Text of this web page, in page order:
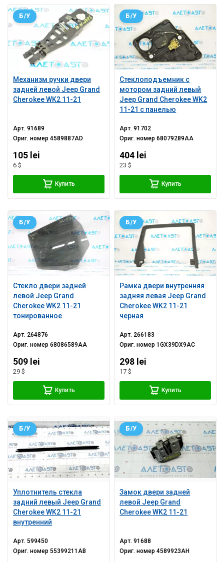
Механизм ручки двери
задней левой Jeep Grand
Cherokee WK2 11-21
Б/У
Арт.91689
Ориг. номер4589887AD
105 lei
6 $
Купить
Стеклоподъемник с
мотором задний левый
Jeep Grand Cherokee WK2
11-21 с панелью
Б/У
Арт.91702
Ориг. номер68079289AA
404 lei
23 $
Купить
Стекло двери задней
левой Jeep Grand
Cherokee WK2 11-21
тонированное
Б/У
Арт. 264876
Ориг. номер68086589AA
509 lei
29 $
Купить
Рамка двери внутренняя
задняя левая Jeep Grand
Cherokee WK2 11-21
черная
Б/У
Арт. 266183
Ориг. номер1GX39DX9AC
298 lei
17 $
Купить
Уплотнитель стекла
задний левый Jeep Grand
Cherokee WK2 11-21
внутренний
Б/У
Арт.599450
Ориг. номер55399211AB
Замок двери задней
левой Jeep Grand
Cherokee WK2 11-21
Б/У
Арт.91688
Ориг. номер4589923AH